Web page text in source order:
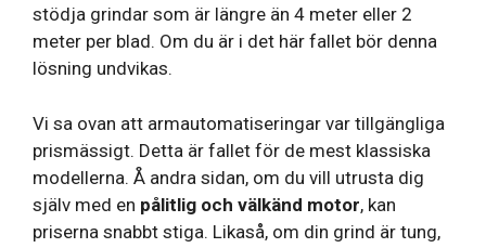
stödja grindar som är längre än 4 meter eller 2
meter per blad. Om du är i det här fallet bör denna
lösning undvikas.
Vi sa ovan att armautomatiseringar var tillgängliga
prismässigt. Detta är fallet för de mest klassiska
modellerna. Å andra sidan, om du vill utrusta dig
själv med en pålitlig och välkänd motor, kan
priserna snabbt stiga. Likaså, om din grind är tung,